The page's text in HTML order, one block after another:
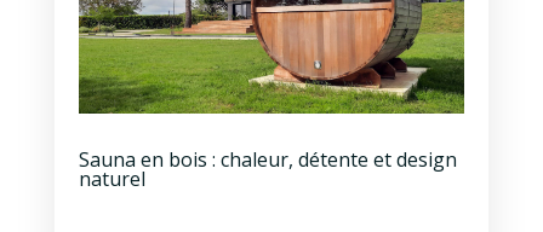
Sauna en bois : chaleur, détente et design
naturel